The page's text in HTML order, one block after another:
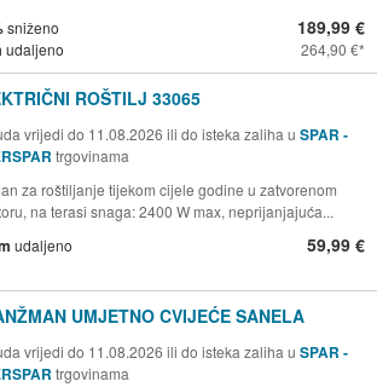
sniženo
udaljeno
189,99 €
264,90 €
ROŠTILJ 33065
vrijedi do 11.08.2026 ili do isteka zaliha u SPAR -
trgovinama
za roštiljanje tijekom cijele godine u zatvorenom
na terasi snaga: 2400 W max, neprijanjajuća...
udaljeno 59,99 €
UMJETNO CVIJEĆE SANELA
vrijedi do 11.08.2026 ili do isteka zaliha u SPAR -
trgovinama